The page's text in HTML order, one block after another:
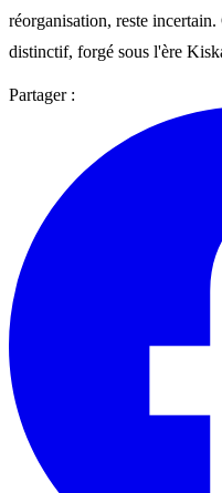
réorganisation, reste
distinctif, forgé sous l'ère
Partager :